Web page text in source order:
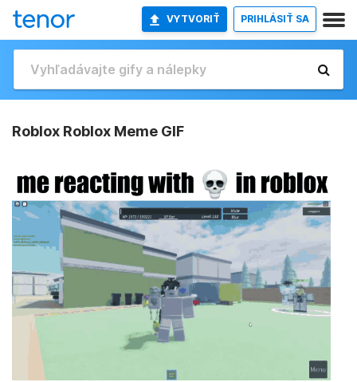
VYTVORIŤ PRIHLÁSIŤ SA
Roblox Roblox Meme GIF